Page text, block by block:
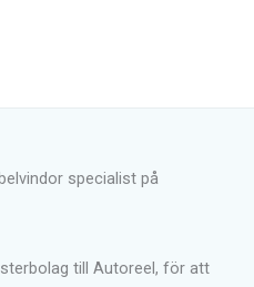
till Autoreel, för att